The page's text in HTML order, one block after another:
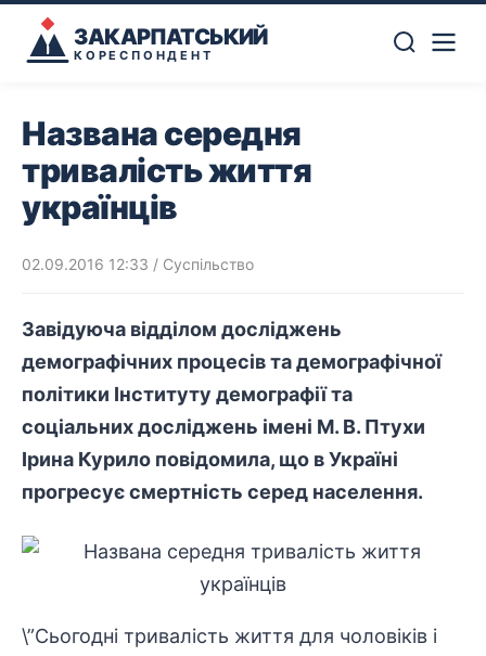
ЗАКАРПАТСЬКИЙ
КОРЕСПОНДЕНТ
Названа середня
тривалість життя
українців
02.09.2016 12:33 / Суспільство
Завідуюча відділом досліджень
демографічних процесів та демографічної
політики Інституту демографії та
соціальних досліджень імені М. В. Птухи
Ірина Курило повідомила, що в Україні
прогресує смертність серед населення.
\”Сьогодні тривалість життя для чоловіків і